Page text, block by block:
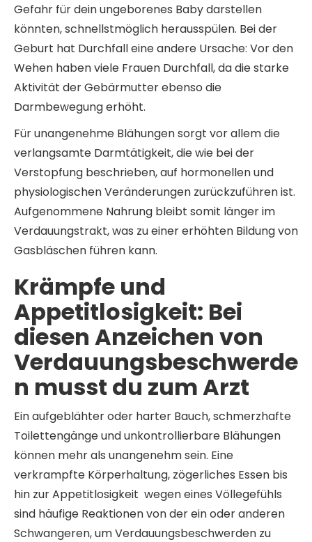
Gefahr für dein ungeborenes Baby darstellen
könnten, schnellstmöglich herausspülen. Bei der
Geburt hat Durchfall eine andere Ursache: Vor den
Wehen haben viele Frauen Durchfall, da die starke
Aktivität der Gebärmutter ebenso die
Darmbewegung erhöht.
Für unangenehme Blähungen sorgt vor allem die
verlangsamte Darmtätigkeit, die wie bei der
Verstopfung beschrieben, auf hormonellen und
physiologischen Veränderungen zurückzuführen ist.
Aufgenommene Nahrung bleibt somit länger im
Verdauungstrakt, was zu einer erhöhten Bildung von
Gasbläschen führen kann.
Krämpfe und
Appetitlosigkeit: Bei
diesen Anzeichen von
Verdauungsbeschwerde
n musst du zum Arzt
Ein aufgeblähter oder harter Bauch, schmerzhafte
Toilettengänge und unkontrollierbare Blähungen
können mehr als unangenehm sein. Eine
verkrampfte Körperhaltung, zögerliches Essen bis
hin zur Appetitlosigkeit wegen eines Völlegefühls
sind häufige Reaktionen von der ein oder anderen
Schwangeren, um Verdauungsbeschwerden zu